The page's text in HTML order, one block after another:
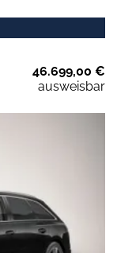
46.699,00 €
ausweisbar